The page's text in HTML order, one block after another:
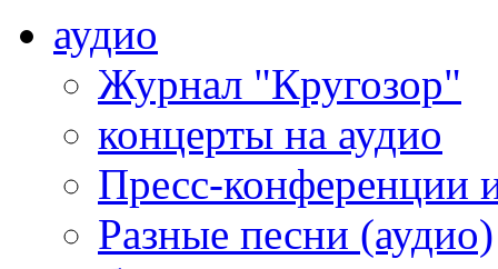
аудио
Журнал "Кругозор"
концерты на аудио
Пресс-конференции
Разные песни (аудио)